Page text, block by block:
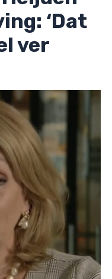
‘Dat
ver